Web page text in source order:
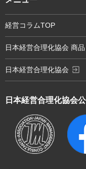
日本経営合理化協会
経営コラムTOP
日本経営合理化協会 商
日本経営合理化協会 exit_to_app